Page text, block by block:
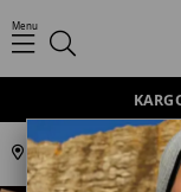
Menu
Anasayfa